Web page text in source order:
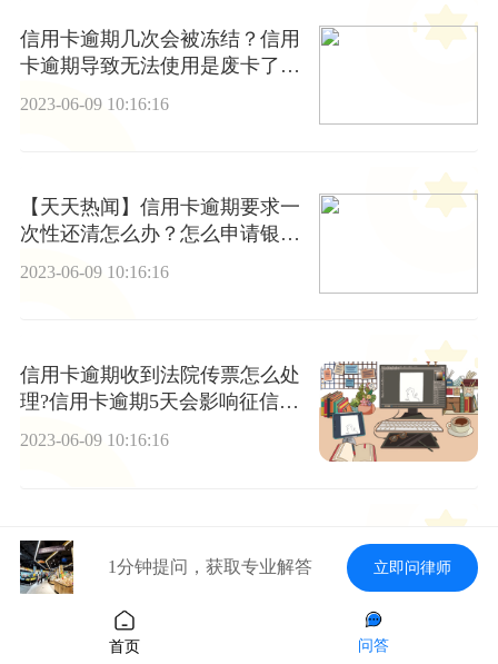
信用卡逾期几次会被冻结？信用
卡逾期导致无法使用是废卡了
2023-06-09 10:16:16
【天天热闻】信用卡逾期要求一
次性还清怎么办？怎么申请银行
2023-06-09 10:16:16
信用卡逾期收到法院传票怎么处
理?信用卡逾期5天会影响征信
吗?
2023-06-09 10:16:16
当前关注：信用卡逾期多久可以
立案?欠信用卡一万利息累计5万
怎么办?
2023-06-09 10:16:16
1分钟提问，获取专业解答 立即问律师
首页 问答